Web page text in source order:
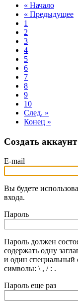
« Начало
« Предыдущее
1
2
3
4
5
6
7
8
9
10
След. »
Конец »
Создать аккаунт
E-mail
Вы будете
входа.
Пароль
Пароль должен
содержать одну
и один специальный
символы: \ , / : .
Пароль еще раз